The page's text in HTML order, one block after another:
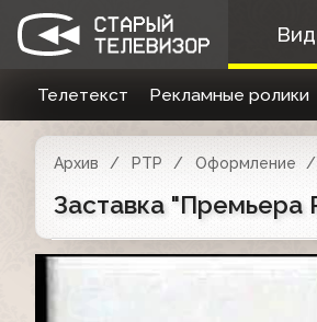
Телетекст Рекламные ролики
Архив РТР Оформление
Заставка